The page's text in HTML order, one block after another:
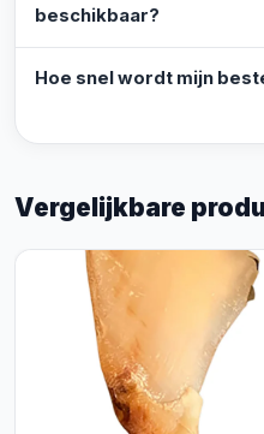
beschikbaar?
Hoe snel wordt mijn
Vergelijkbare